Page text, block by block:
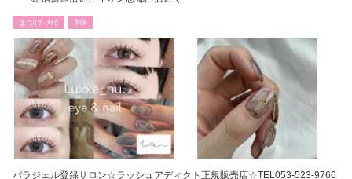
まつげ･ﾒｲｸ ﾈｲﾙ
パラジェル登録サロン☆ラッシュアディクト正規販売店☆TEL053-523-9766